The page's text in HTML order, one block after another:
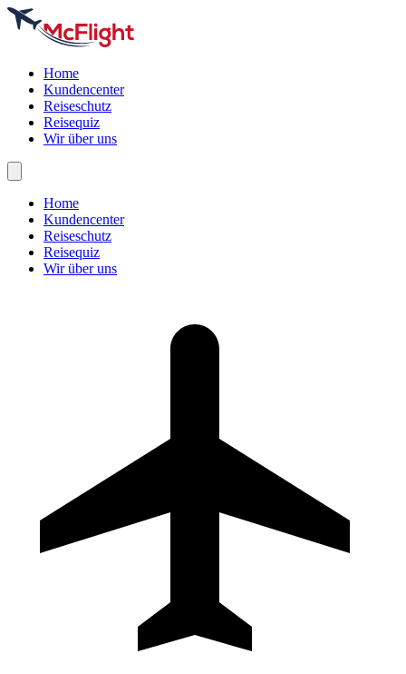
Home
Kundencenter
Reiseschutz
Reisequiz
Wir über uns
Home
Kundencenter
Reiseschutz
Reisequiz
Wir über uns